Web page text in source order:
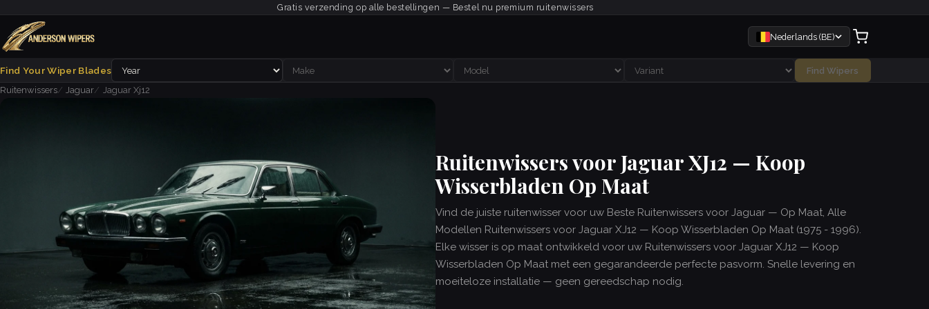
Gratis verzending op alle bestellingen — Bestel nu premium ruitenwissers
Nederlands (BE)
Find Your Wiper Blades
Find Wipers
Ruitenwissers
Jaguar Jaguar Xj12
Ruitenwissers voor Jaguar XJ12 — Koop
Wisserbladen Op Maat
Vind de juiste ruitenwisser voor uw Beste Ruitenwissers voor Jaguar — Op Maat, Alle
Modellen Ruitenwissers voor Jaguar XJ12 — Koop Wisserbladen Op Maat (1975 - 1996).
Elke wisser is op maat ontwikkeld voor uw Ruitenwissers voor Jaguar XJ12 — Koop
Wisserbladen Op Maat met een gegarandeerde perfecte pasvorm. Snelle levering en
moeiteloze installatie — geen gereedschap nodig.